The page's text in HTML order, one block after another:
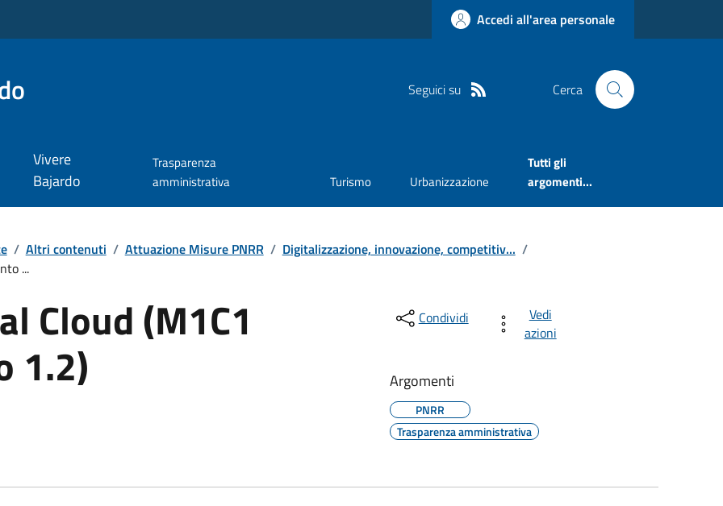
Accedi all'area personale
Seguici su Cerca
Vivere
Bajardo
Trasparenza
amministrativa
Turismo Urbanizzazione
Tutti gli
argomenti...
/ Altri contenuti / Attuazione Misure PNRR / Digitalizzazione, innovazione, competitiv... /
...
Cloud (M1C1
1.2)
Condividi
Vedi
azioni
Argomenti
PNRR
Trasparenza amministrativa